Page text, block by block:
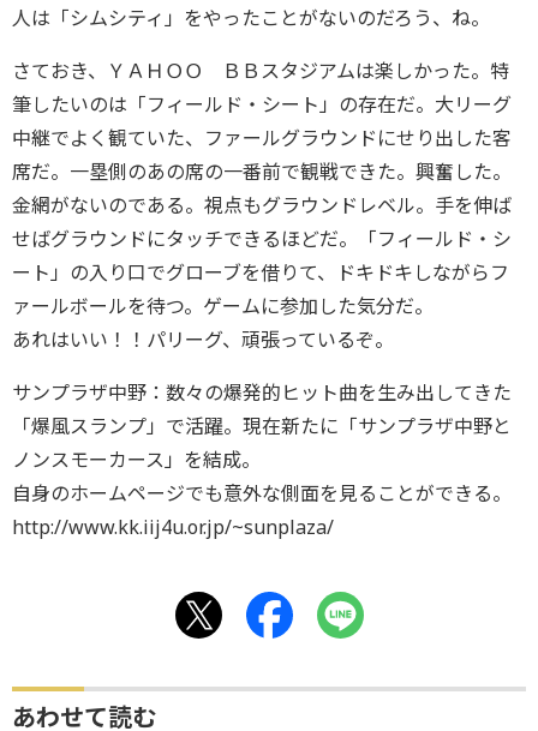
人は「シムシティ」をやったことがないのだろう、ね。
さておき、ＹＡＨＯＯ ＢＢスタジアムは楽しかった。特
筆したいのは「フィールド・シート」の存在だ。大リーグ
中継でよく観ていた、ファールグラウンドにせり出した客
席だ。一塁側のあの席の一番前で観戦できた。興奮した。
金網がないのである。視点もグラウンドレベル。手を伸ば
せばグラウンドにタッチできるほどだ。「フィールド・シ
ート」の入り口でグローブを借りて、ドキドキしながらフ
ァールボールを待つ。ゲームに参加した気分だ。
あれはいい！！パリーグ、頑張っているぞ。
サンプラザ中野：数々の爆発的ヒット曲を生み出してきた
「爆風スランプ」で活躍。現在新たに「サンプラザ中野と
ノンスモーカース」を結成。
自身のホームページでも意外な側面を見ることができる。
http://www.kk.iij4u.or.jp/~sunplaza/
あわせて読む